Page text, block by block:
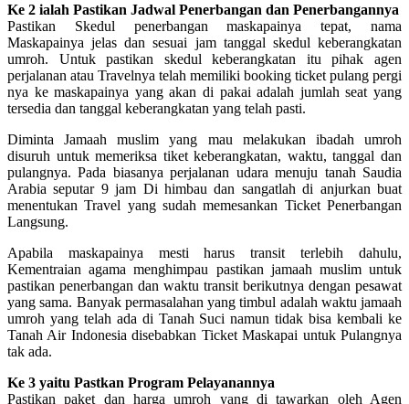
Ke 2 ialah Pastikan Jadwal Penerbangan dan Penerbangannya
Pastikan Skedul penerbangan maskapainya tepat, nama
Maskapainya jelas dan sesuai jam tanggal skedul keberangkatan
umroh. Untuk pastikan skedul keberangkatan itu pihak agen
perjalanan atau Travelnya telah memiliki booking ticket pulang pergi
nya ke maskapainya yang akan di pakai adalah jumlah seat yang
tersedia dan tanggal keberangkatan yang telah pasti.
Diminta Jamaah muslim yang mau melakukan ibadah umroh
disuruh untuk memeriksa tiket keberangkatan, waktu, tanggal dan
pulangnya. Pada biasanya perjalanan udara menuju tanah Saudia
Arabia seputar 9 jam Di himbau dan sangatlah di anjurkan buat
menentukan Travel yang sudah memesankan Ticket Penerbangan
Langsung.
Apabila maskapainya mesti harus transit terlebih dahulu,
Kementraian agama menghimpau pastikan jamaah muslim untuk
pastikan penerbangan dan waktu transit berikutnya dengan pesawat
yang sama. Banyak permasalahan yang timbul adalah waktu jamaah
umroh yang telah ada di Tanah Suci namun tidak bisa kembali ke
Tanah Air Indonesia disebabkan Ticket Maskapai untuk Pulangnya
tak ada.
Ke 3 yaitu Pastkan Program Pelayanannya
Pastikan paket dan harga umroh yang di tawarkan oleh Agen